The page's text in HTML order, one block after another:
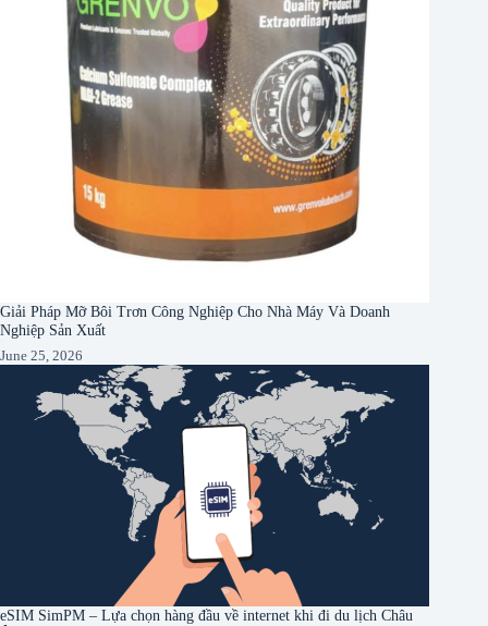
Giải Pháp Mỡ Bôi Trơn Công Nghiệp Cho Nhà Máy Và Doanh
Nghiệp Sản Xuất
June 25, 2026
eSIM SimPM – Lựa chọn hàng đầu về internet khi đi du lịch Châu